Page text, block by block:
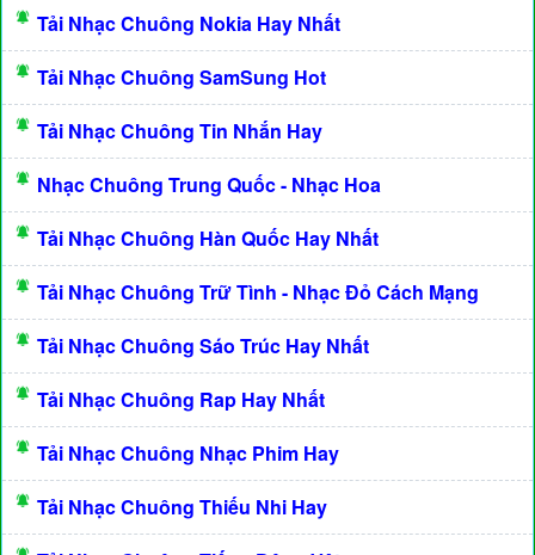
Tải Nhạc Chuông Nokia Hay Nhất
Tải Nhạc Chuông SamSung Hot
Tải Nhạc Chuông Tin Nhắn Hay
Nhạc Chuông Trung Quốc - Nhạc Hoa
Tải Nhạc Chuông Hàn Quốc Hay Nhất
Tải Nhạc Chuông Trữ Tình - Nhạc Đỏ Cách Mạng
Tải Nhạc Chuông Sáo Trúc Hay Nhất
Tải Nhạc Chuông Rap Hay Nhất
Tải Nhạc Chuông Nhạc Phim Hay
Tải Nhạc Chuông Thiếu Nhi Hay